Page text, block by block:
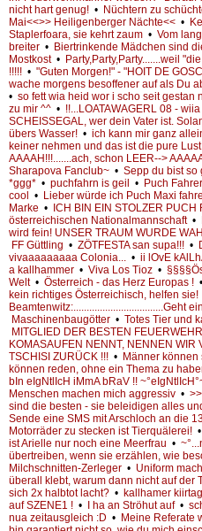
nicht hart genug! • Nüchtern zu
Mai<<>> Heiligenberger Nächte<< •
Staplerfoara, sie kehrt zaum • Vom
breiter • Biertrinkende Mädchen sind
Mostkost • Party,Party,Party.......weil
!!!!! • "Guten Morgen!" - "HOIT DE
wache morgens besoffener auf als Du
• so fett wia heid wor i scho seit gestan
zu mir ^^ • !!...LOATAWAGERL 08 -
SCHEISSEGAL, wer dein Vater ist.
übers Wasser! • ich kann mir ganz
keiner nehmen und das ist die pure
AAAAH!!!.......ach, schon LEER-->
Sharapova Fanclub~ • Sepp du bist so
*ggg* • puchfahrn is geil • Puch Fahrer
cool
• Lieber würde ich Puch Maxi
Marke • ICH BIN EIN STOLZER PUCH
österreichischen Nationalmannschaft •
wird fein! UNSER TRAUM WURDE
FF Güttling • ZÖTFESTA san supa!!! •
vivaaaaaaaaa Colonia... • ii lOvE
a kallhammer • Viva Los Tioz •
Welt • Österreich - das Herz Europas ! •
kein richtiges Österreichisch, helfen sie!
Beamtenwitz:..................................Geht
Maschinenbaugötter • Totes Tier und
MITGLIED DER BESTEN
KOMASAUFEN NENNT, NENNEN WIR
TSCHISI ZURÜCK !!! • Männer
können reden, ohne ein Thema zu
bIn eIgNtlIcH iMmA bRaV !!
Menschen machen mich aggressiv •
sind die besten - sie beleidigen alles
Sende eine SMS mit Arschloch an die
Motorräder zu stecken ist Tierquälerei! •
ist Arielle nur noch eine Meerfrau •
übertreiben, wenn sie erzählen, wie
Milchschnitten-Zerleger • Uniform
überall klebt, warum dann nicht auf der
sich 2x halbtot lacht? • kallhamer
auf SZENE1 ! • I ha an Ströhut auf •
nua zeitausgleich :D • Meine Referate